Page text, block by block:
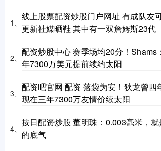
1、
线上股票配资炒股门户网址 有成队友
更新社媒晒鞋 其中有一双詹姆斯23代
2、
配资炒股中心 赛季场均20分！Shams
年7300万美元提前续约太阳
3、
配资吧官网 配资 落袋为安！狄龙曾四
现在三年7300万友情价续太阳
4、
按日配资炒股 董明珠：0.003毫米，
的底气